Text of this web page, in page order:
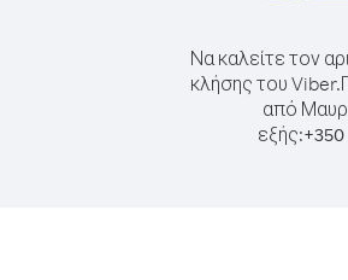
Να καλείτε τον
κλήσης του Viber.
από
εξής:+350